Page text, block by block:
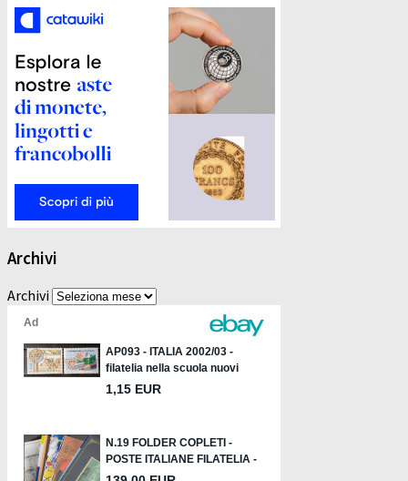
Archivi
Archivi